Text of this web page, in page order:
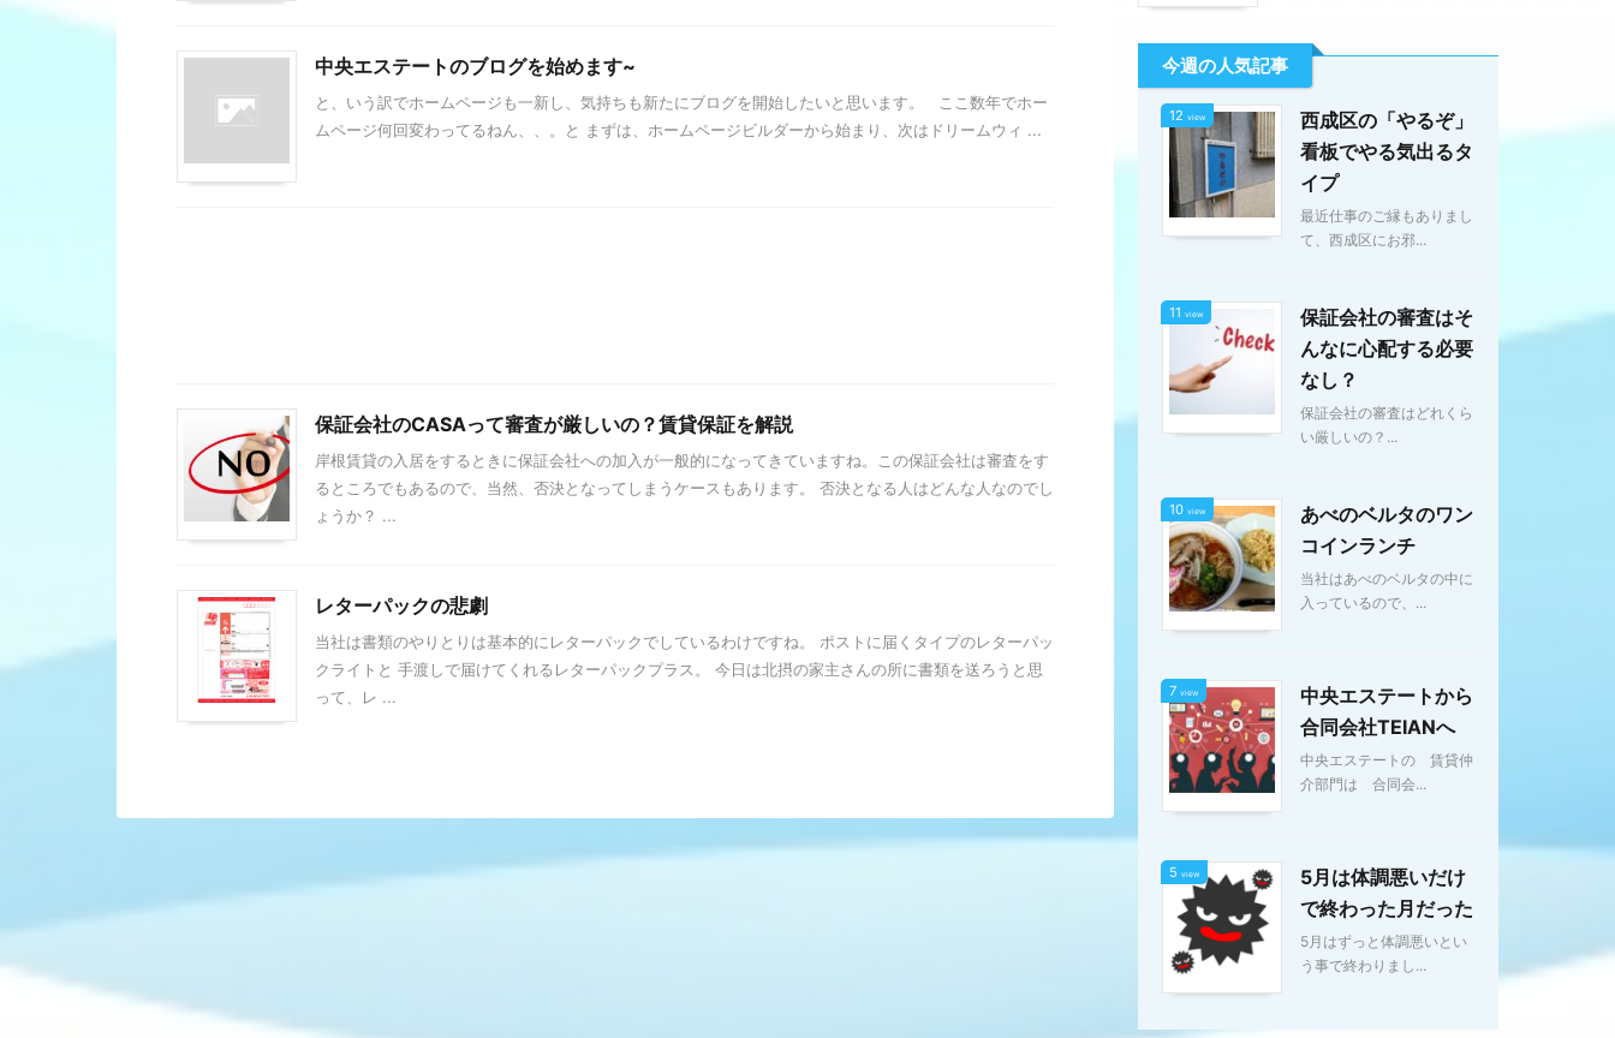
中央エステートのブログを始めます~
と、いう訳でホームページも一新し、気持ちも新たにブログを開始したいと思います。 ここ数年でホー
ムページ何回変わってるねん、、。と まずは、ホームページビルダーから始まり、次はドリームウィ ...
保証会社のCASAって審査が厳しいの？賃貸保証を解説
岸根賃貸の入居をするときに保証会社への加入が一般的になってきていますね。この保証会社は審査をす
るところでもあるので、当然、否決となってしまうケースもあります。 否決となる人はどんな人なのでし
ょうか？ ...
レターパックの悲劇
当社は書類のやりとりは基本的にレターパックでしているわけですね。 ポストに届くタイプのレターパッ
クライトと 手渡しで届けてくれるレターパックプラス。 今日は北摂の家主さんの所に書類を送ろうと思
って、レ ...
今週の人気記事
12 view
西成区の「やるぞ」
看板でやる気出るタ
イプ
最近仕事のご縁もありまし
て、西成区にお邪...
11 view
保証会社の審査はそ
んなに心配する必要
なし？
保証会社の審査はどれくら
い厳しいの？...
10 view
あべのベルタのワン
コインランチ
当社はあべのベルタの中に
入っているので、...
7 view
中央エステートから
合同会社TEIANへ
中央エステートの 賃貸仲
介部門は 合同会...
5 view
5月は体調悪いだけ
で終わった月だった
5月はずっと体調悪いとい
う事で終わりまし...